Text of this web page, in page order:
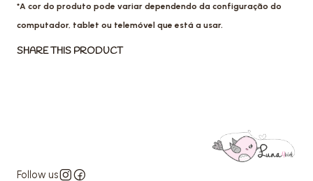
*A cor do produto pode variar dependendo da configuração do
computador, tablet ou telemóvel que está a usar.
SHARE THIS PRODUCT
Follow us